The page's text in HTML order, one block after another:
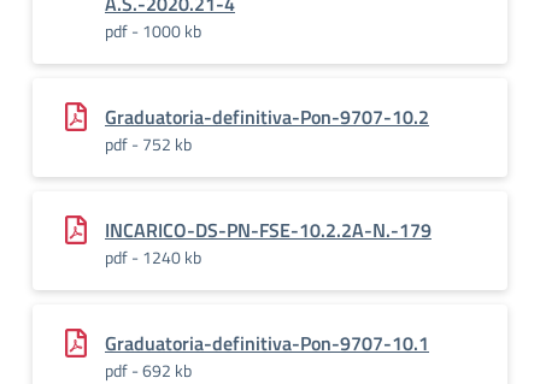
pdf - 1000 kb
Graduatoria-definitiva-Pon-9707-10.2
pdf - 752 kb
INCARICO-DS-PN-FSE-10.2.2A-N.-179
pdf - 1240 kb
Graduatoria-definitiva-Pon-9707-10.1
pdf - 692 kb